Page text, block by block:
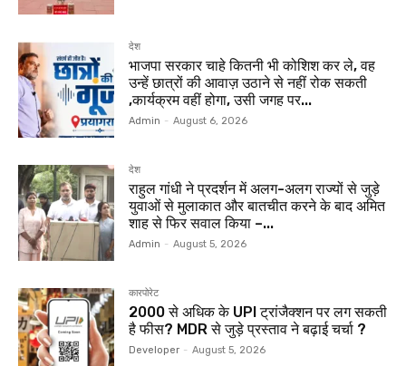
देश
भाजपा सरकार चाहे कितनी भी कोशिश कर ले, वह
उन्हें छात्रों की आवाज़ उठाने से नहीं रोक सकती
,कार्यक्रम वहीं होगा, उसी जगह पर...
Admin - August 6, 2026
देश
राहुल गांधी ने प्रदर्शन में अलग-अलग राज्यों से जुड़े
युवाओं से मुलाकात और बातचीत करने के बाद अमित
शाह से फिर सवाल किया –...
Admin - August 5, 2026
कारपोरेट
₹2000 से अधिक के UPI ट्रांजैक्शन पर लग सकती
है फीस? MDR से जुड़े प्रस्ताव ने बढ़ाई चर्चा ?
Developer - August 5, 2026